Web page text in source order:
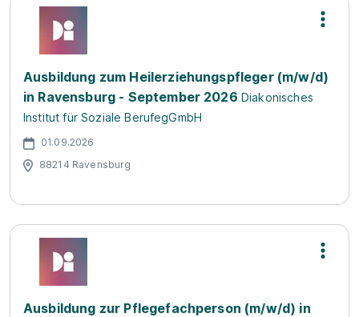
Ausbildung zum Heilerziehungspfleger (m/w/d)
in Ravensburg - September 2026 Diakonisches
Institut für Soziale BerufegGmbH
01.09.2026
88214 Ravensburg
Ausbildung zur Pflegefachperson (m/w/d) in